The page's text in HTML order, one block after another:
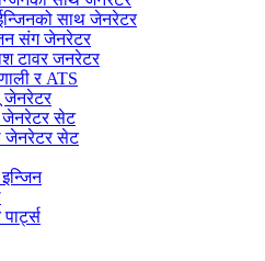
साथ जेनरेटर
संग जेनरेटर
टावर जनरेटर
र ATS
जेनरेटर
सेट
जेनरेटर सेट